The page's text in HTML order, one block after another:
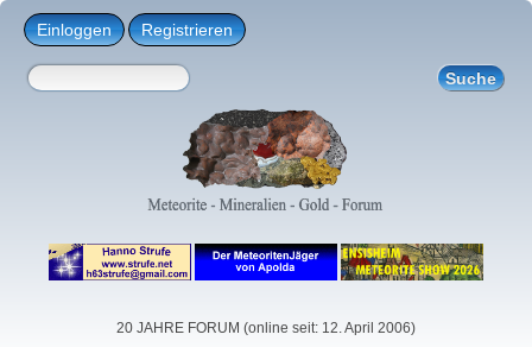
Einloggen Registrieren
20 JAHRE FORUM (online seit: 12. April 2006)